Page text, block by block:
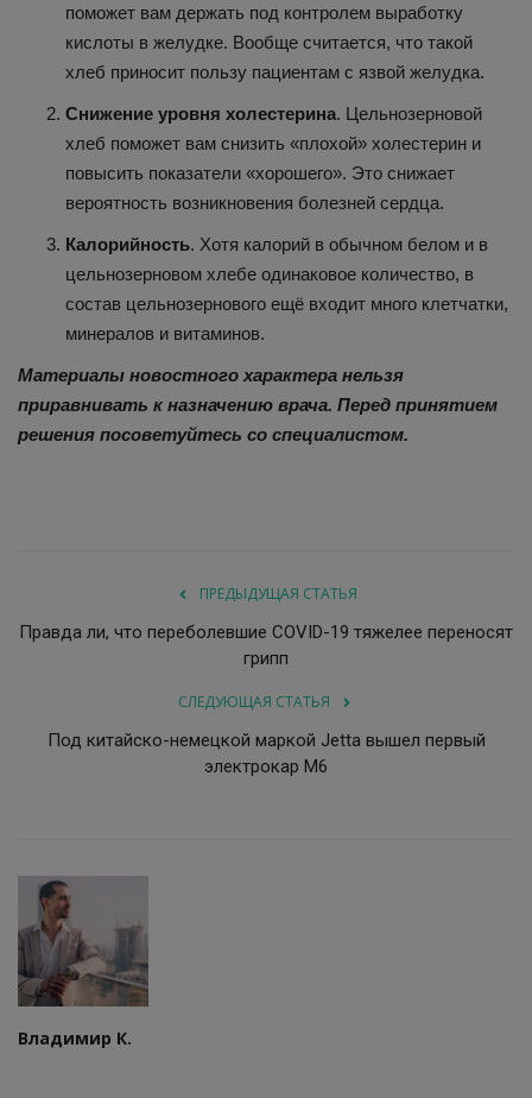
поможет вам держать под контролем выработку
кислоты в желудке. Вообще считается, что такой
хлеб приносит пользу пациентам с язвой желудка.
Снижение уровня холестерина. Цельнозерновой
хлеб поможет вам снизить «плохой» холестерин и
повысить показатели «хорошего». Это снижает
вероятность возникновения болезней сердца.
Калорийность. Хотя калорий в обычном белом и в
цельнозерновом хлебе одинаковое количество, в
состав цельнозернового ещё входит много клетчатки,
минералов и витаминов.
Материалы новостного характера нельзя
приравнивать к назначению врача. Перед принятием
решения посоветуйтесь со специалистом.
ПРЕДЫДУЩАЯ СТАТЬЯ
Правда ли, что переболевшие COVID-19 тяжелее переносят
грипп
СЛЕДУЮЩАЯ СТАТЬЯ
Под китайско-немецкой маркой Jetta вышел первый
электрокар M6
Владимир К.